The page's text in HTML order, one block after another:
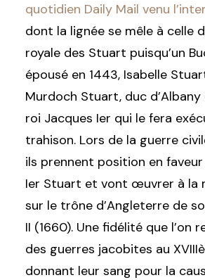
quotidien Daily Mail venu
dont la lignée se mêle à celle
royale des Stuart puisqu’un
épousé en 1443, Isabelle
Murdoch Stuart, duc
roi Jacques Ier qui le fera
trahison. Lors de la guerre
ils prennent position en
Ier Stuart et vont œuvrer à la
sur le trône d’Angleterre de
II (1660). Une fidélité que l’on
des guerres jacobites au
donnant leur sang pour la